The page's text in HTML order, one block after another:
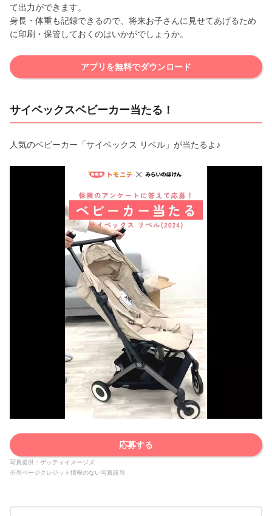
て出力ができます。
身長・体重も記録できるので、将来お子さんに見せてあげるため
に印刷・保管しておくのはいかがでしょうか。
アプリを無料でダウンロード
サイベックスベビーカー当たる！
人気のベビーカー「サイベックス リベル」が当たるよ♪
応募する
写真提供：ゲッティイメージズ
※当ページクレジット情報のない写真該当